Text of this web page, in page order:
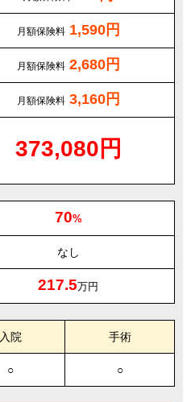
月額保険料 1,590円
月額保険料 2,680円
月額保険料 3,160円
373,080円
70%
なし
217.5万円
入院 手術
○ ○